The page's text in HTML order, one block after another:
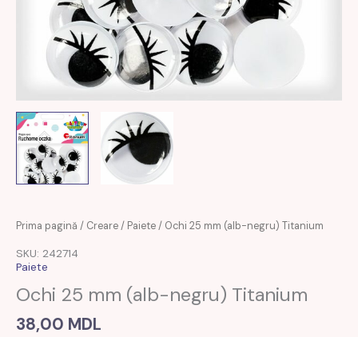
Prima pagină / Creare/ Paiete/ Ochi 25 mm (alb-negru) Titanium
SKU: 242714
Paiete
Ochi 25 mm (alb-negru) Titanium
38,00 MDL